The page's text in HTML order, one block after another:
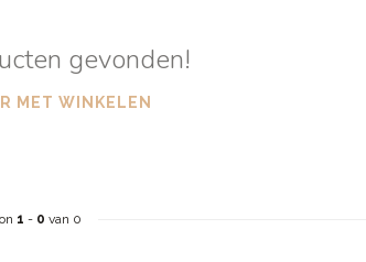
gevonden!
MET WINKELEN
1 - 0 van 0